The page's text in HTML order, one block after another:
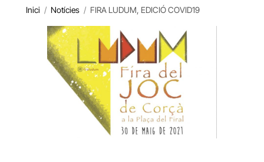
Inici / Notícies / FIRA LUDUM, EDICIÓ COVID19